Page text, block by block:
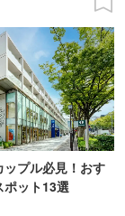
ップル必見！おす
ポット13選